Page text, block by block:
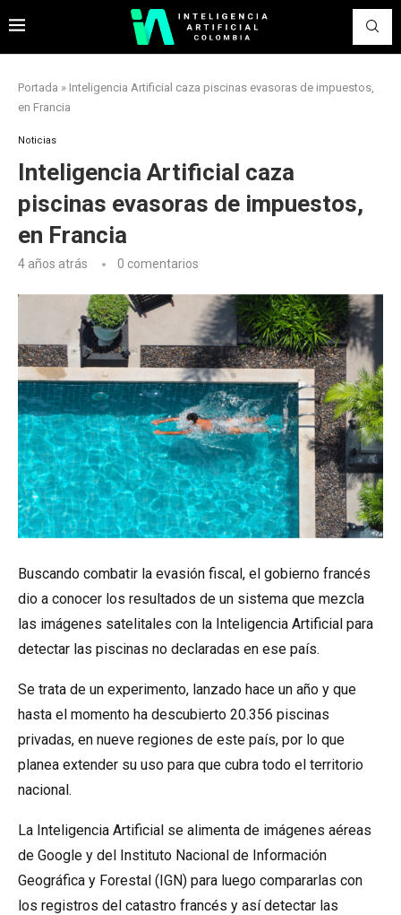
Portada » Inteligencia Artificial caza piscinas evasoras de impuestos,
en Francia
Noticias
Inteligencia Artificial caza
piscinas evasoras de impuestos,
en Francia
4 años atrás 0 comentarios
Buscando combatir la evasión fiscal, el gobierno francés
dio a conocer los resultados de un sistema que mezcla
las imágenes satelitales con la Inteligencia Artificial para
detectar las piscinas no declaradas en ese país.
Se trata de un experimento, lanzado hace un año y que
hasta el momento ha descubierto 20.356 piscinas
privadas, en nueve regiones de este país, por lo que
planea extender su uso para que cubra todo el territorio
nacional.
La Inteligencia Artificial se alimenta de imágenes aéreas
de Google y del Instituto Nacional de Información
Geográfica y Forestal (IGN) para luego compararlas con
los registros del catastro francés y así detectar las